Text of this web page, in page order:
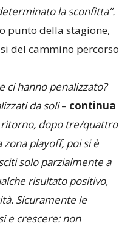
volte bene, a volte male,
la sconfitta”.
punto della stagione,
del cammino percorso
ci hanno penalizzato?
da soli–continua
dopo tre/quattro
playoff, poi si è
solo parzialmente a
risultato positivo,
Sicuramente le